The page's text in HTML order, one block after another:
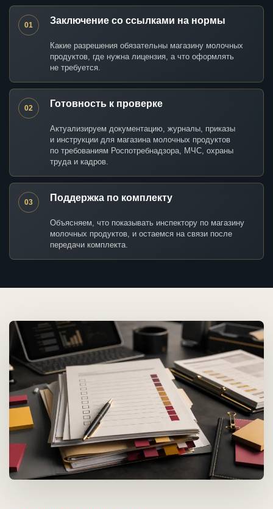
01 Заключение со ссылками на нормы
Какие разрешения обязательны магазину молочных
продуктов, где нужна лицензия, а что оформлять
не требуется.
02 Готовность к проверке
Актуализируем документацию, журналы, приказы
и инструкции для магазина молочных продуктов
по требованиям Роспотребнадзора, МЧС, охраны
труда и кадров.
03 Поддержка по комплекту
Объясняем, что показывать инспектору по магазину
молочных продуктов, и остаемся на связи после
передачи комплекта.